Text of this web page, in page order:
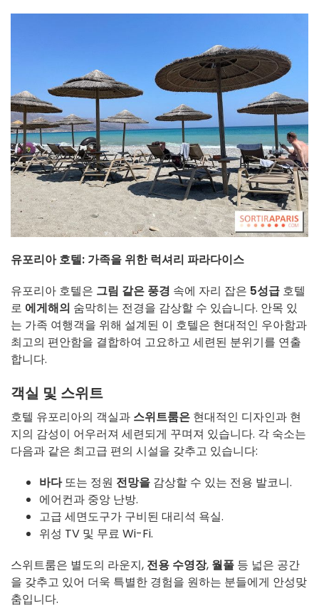
유포리아 호텔: 가족을 위한 럭셔리 파라다이스
유포리아 호텔은 그림 같은 풍경 속에 자리 잡은 5성급 호텔
로 에게해의 숨막히는 전경을 감상할 수 있습니다. 안목 있
는 가족 여행객을 위해 설계된 이 호텔은 현대적인 우아함과
최고의 편안함을 결합하여 고요하고 세련된 분위기를 연출
합니다.
객실 및 스위트
호텔 유포리아의 객실과 스위트룸은 현대적인 디자인과 현
지의 감성이 어우러져 세련되게 꾸며져 있습니다. 각 숙소는
다음과 같은 최고급 편의 시설을 갖추고 있습니다:
바다또는 정원 전망을 감상할 수 있는 전용 발코니.
에어컨과 중앙 난방.
고급 세면도구가 구비된 대리석 욕실.
위성 TV 및 무료 Wi-Fi.
스위트룸은 별도의 라운지, 전용 수영장, 월풀 등 넓은 공간
을 갖추고 있어 더욱 특별한 경험을 원하는 분들에게 안성맞
춤입니다.